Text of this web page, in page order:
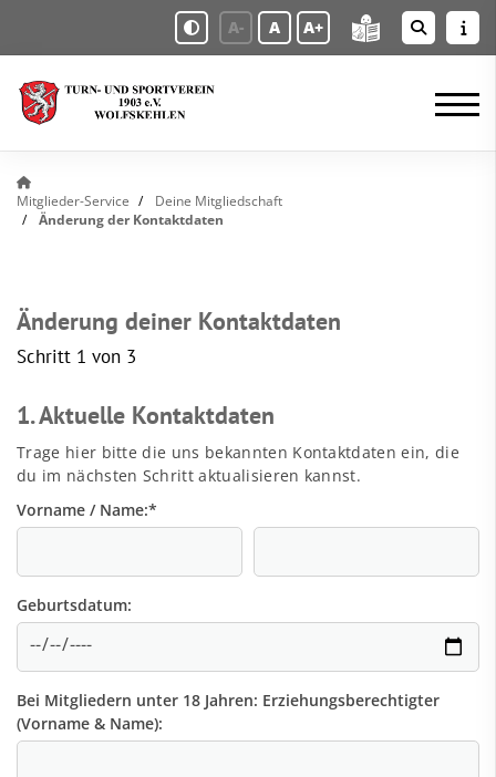
A- A A+
Mitglieder-Service
Deine Mitgliedschaft
Änderung der Kontaktdaten
Änderung deiner Kontaktdaten
Schritt 1 von 3
1. Aktuelle Kontaktdaten
Trage hier bitte die uns bekannten Kontaktdaten ein, die
du im nächsten Schritt aktualisieren kannst.
Vorname / Name:*
Geburtsdatum:
Bei Mitgliedern unter 18 Jahren: Erziehungsberechtigter
(Vorname & Name):